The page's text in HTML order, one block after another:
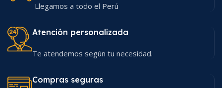
Llegamos a todo el Perú
Atención personalizada
Te atendemos según tu necesidad.
Compras seguras